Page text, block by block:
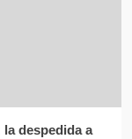
despedida a